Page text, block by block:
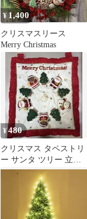
¥1,400
クリスマスリース
Merry Christmas
¥480
クリスマス タペストリ
ー サンタ ツリー 立体
キャラクター 蓄光